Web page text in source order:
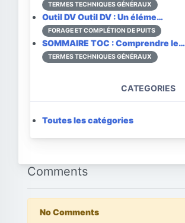
TERMES TECHNIQUES GÉNÉRAUX
Outil DVOutil DV : Un éléme…
FORAGE ET COMPLÉTION DE PUITS
SOMMAIRE TOC : Comprendre le…
TERMES TECHNIQUES GÉNÉRAUX
CATEGORIES
Toutes les catégories
Comments
No Comments